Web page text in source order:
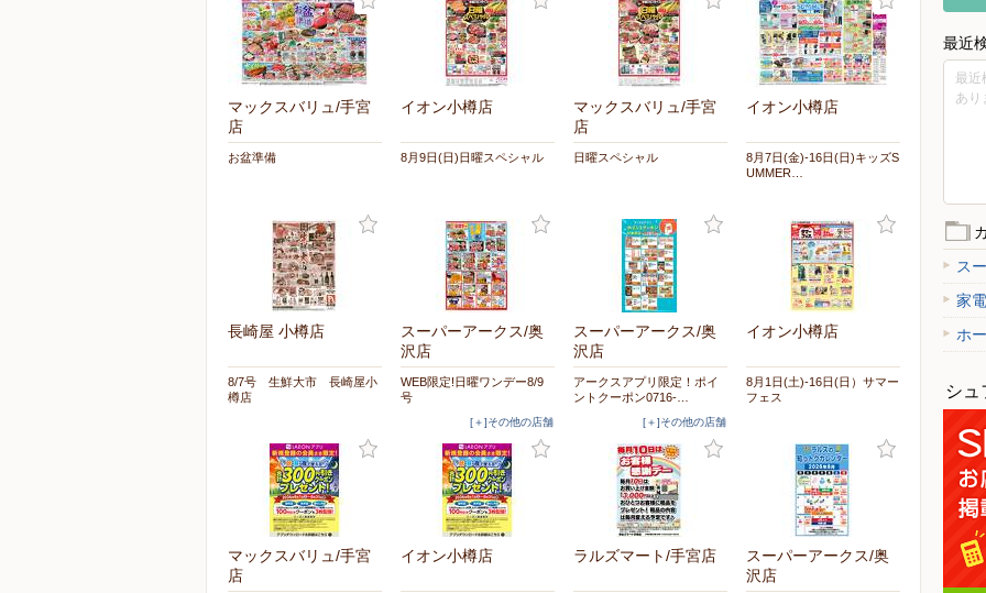
マックスバリュ/手宮
店
お盆準備
イオン小樽店
8月9日(日)日曜スペシャル
マックスバリュ/手宮
店
日曜スペシャル
イオン小樽店
8月7日(金)-16日(日)キッズS
UMMER…
長崎屋 小樽店
8/7号 生鮮大市 長崎屋小
樽店
スーパーアークス/奥
沢店
WEB限定!日曜ワンデー8/9
号
[＋]その他の店舗
スーパーアークス/奥
沢店
アークスアプリ限定！ポイ
ントクーポン0716-…
[＋]その他の店舗
イオン小樽店
8月1日(土)-16日(日）サマー
フェス
マックスバリュ/手宮
店
イオン小樽店 ラルズマート/手宮店
スーパーアークス/奥
沢店
最近
最近
あり
ス
家電
ホ
シュ